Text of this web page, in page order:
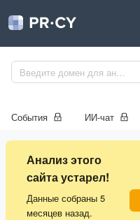
События ИИ-чат
Анализ этого
сайта устарел!
Данные собраны 5
месяцев назад.